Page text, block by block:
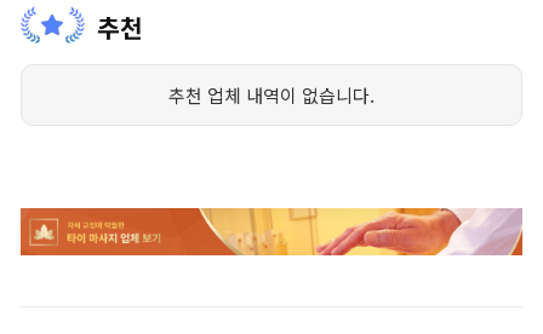
추천
추천 업체 내역이 없습니다.